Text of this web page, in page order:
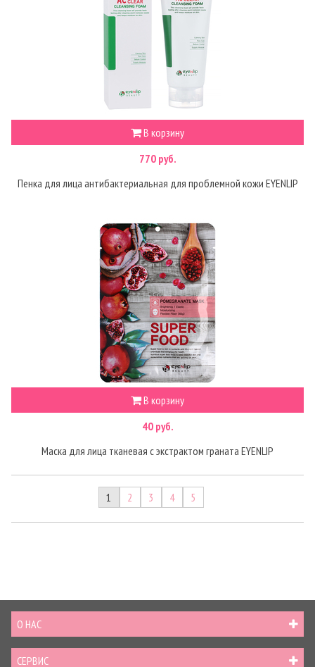
В корзину
770 руб.
Пенка для лица антибактериальная для проблемной кожи EYENLIP
В корзину
40 руб.
Маска для лица тканевая с экстрактом граната EYENLIP
1 2 3 4 5
О НАС
СЕРВИС